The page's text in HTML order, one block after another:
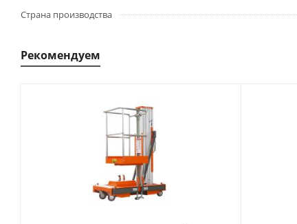
Страна производства
Рекомендуем